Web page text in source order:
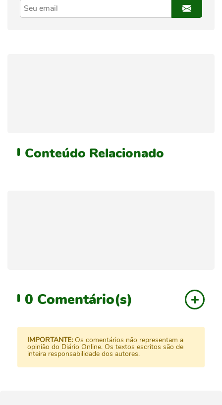
Conteúdo Relacionado
0 Comentário(s)
IMPORTANTE: Os comentários não representam a
opinião do Diário Online. Os textos escritos são de
inteira responsabilidade dos autores.